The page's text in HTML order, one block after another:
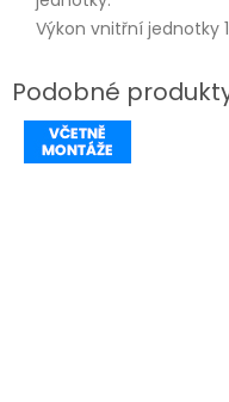
Výkon vnitřní jednotky 1